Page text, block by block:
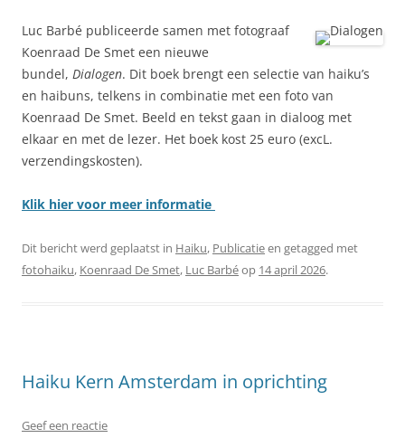
Luc Barbé publiceerde samen met fotograaf
Koenraad De Smet een nieuwe
bundel, Dialogen. Dit boek brengt een selectie van haiku’s
en haibuns, telkens in combinatie met een foto van
Koenraad De Smet. Beeld en tekst gaan in dialoog met
elkaar en met de lezer. Het boek kost 25 euro (excL.
verzendingskosten).
Klik hier voor meer informatie
Dit bericht werd geplaatst in Haiku, Publicatieen getagged met
fotohaiku, Koenraad De Smet, Luc Barbéop 14 april 2026.
Haiku Kern Amsterdam in oprichting
Geef een reactie